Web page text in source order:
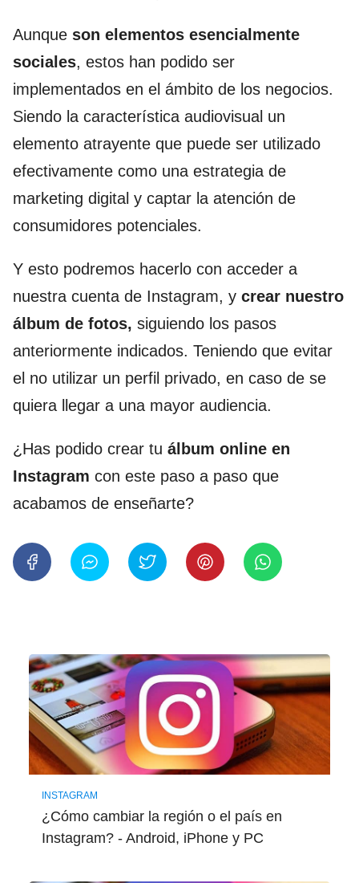
Aunque son elementos esencialmente
sociales, estos han podido ser
implementados en el ámbito de los negocios.
Siendo la característica audiovisual un
elemento atrayente que puede ser utilizado
efectivamente como una estrategia de
marketing digital y captar la atención de
consumidores potenciales.
Y esto podremos hacerlo con acceder a
nuestra cuenta de Instagram, y crear nuestro
álbum de fotos, siguiendo los pasos
anteriormente indicados. Teniendo que evitar
el no utilizar un perfil privado, en caso de se
quiera llegar a una mayor audiencia.
¿Has podido crear tu álbum online en
Instagram con este paso a paso que
acabamos de enseñarte?
INSTAGRAM
¿Cómo cambiar la región o el país en
Instagram? - Android, iPhone y PC